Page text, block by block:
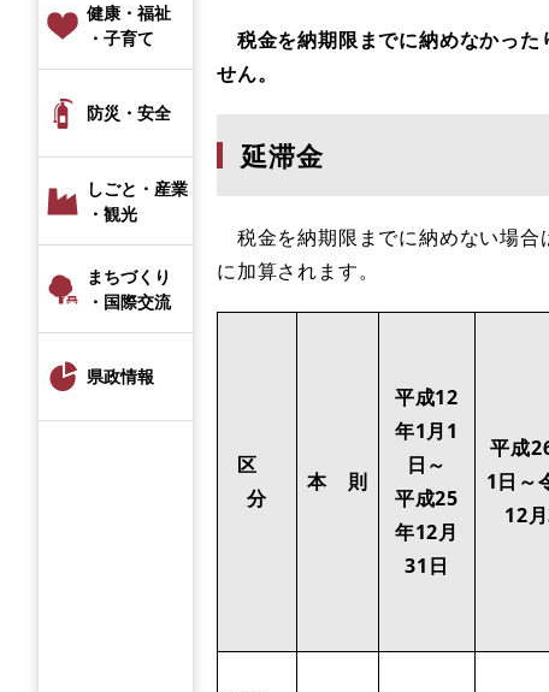
健康・福祉
・子育て
防災・安全
しごと・産業
・観光
まちづくり
・国際交流
県政情報
税金を納期限までに納めなかった
せん。
延滞金
税金を納期限までに納めない場合
に加算されます。
区
分
本 則
平成12
年1月1
日～
平成25
年12月
31日
平成
1日～
12